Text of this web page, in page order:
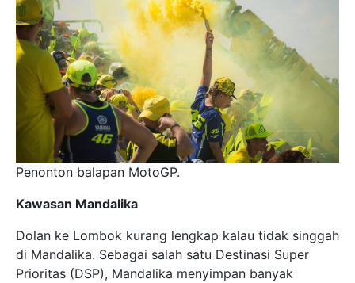
Penonton balapan MotoGP.
Kawasan Mandalika
Dolan ke Lombok kurang lengkap kalau tidak singgah
di Mandalika. Sebagai salah satu Destinasi Super
Prioritas (DSP), Mandalika menyimpan banyak